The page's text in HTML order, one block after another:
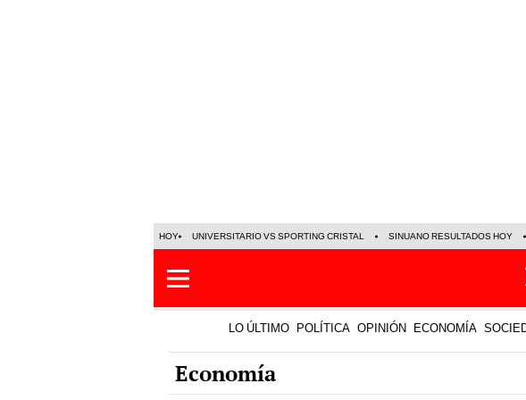
HOY UNIVERSITARIO VS SPORTING CRISTAL SINUANO RESULTADOS HOY
LO ÚLTIMO POLÍTICA OPINIÓN ECONOMÍA
Economía